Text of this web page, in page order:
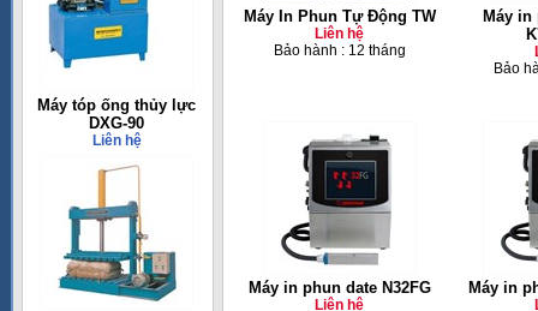
Máy tóp ống thủy lực
DXG-90
Liên hệ
Máy In Phun Tự Động TW
Liên hệ
Bảo hành : 12 tháng
Máy
Bảo
Máy in phun date N32FG
Liên hệ
Máy in